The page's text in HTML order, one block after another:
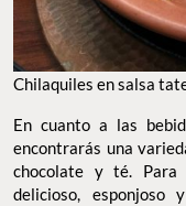
Chilaquiles en salsa
En cuanto a las
encontrarás una
chocolate y té. Para
delicioso, esponjoso